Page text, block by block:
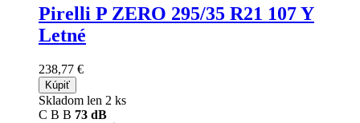
Pirelli P ZERO 295/35 R21 107 Y
Letné
238,77 €
Kúpiť
Skladom len 2 ks
C B B 73 dB